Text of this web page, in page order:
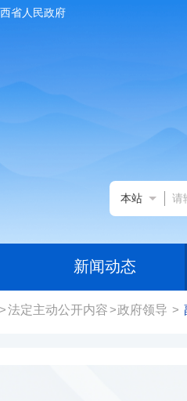
省人民政府
本站
新闻动态
>法定主动公开内容>政府领导 >